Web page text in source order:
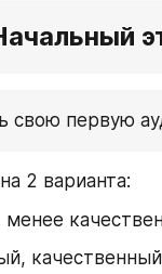
свою первую
2 варианта:
качественный